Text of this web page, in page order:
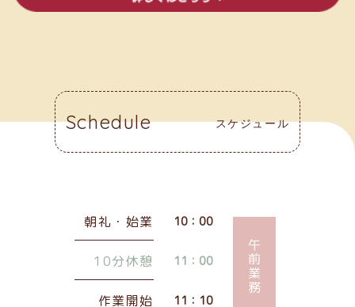
Schedule スケジュール
朝礼・始業 10：00
10分休憩 11：00
作業開始 11：10
午前業務